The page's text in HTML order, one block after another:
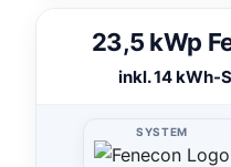
23,5 kWp
inkl. 14 kWh-
SYSTEM